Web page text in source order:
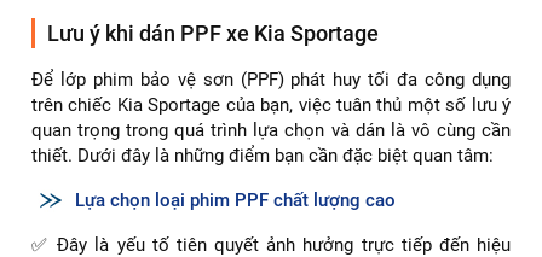
Lưu ý khi dán PPF xe Kia Sportage
Để lớp phim bảo vệ sơn (PPF) phát huy tối đa công dụng
trên chiếc Kia Sportage của bạn, việc tuân thủ một số lưu ý
quan trọng trong quá trình lựa chọn và dán là vô cùng cần
thiết. Dưới đây là những điểm bạn cần đặc biệt quan tâm:
Lựa chọn loại phim PPF chất lượng cao
✅ Đây là yếu tố tiên quyết ảnh hưởng trực tiếp đến hiệu